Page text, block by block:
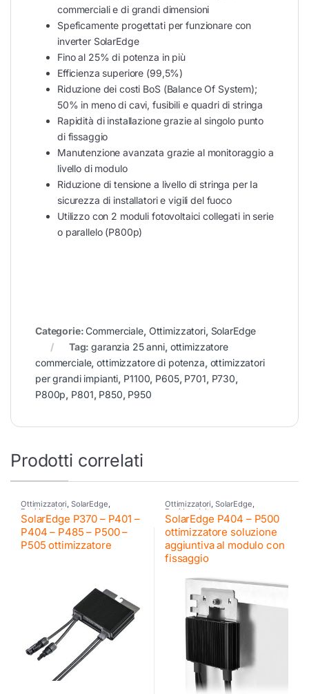
commerciali e di grandi dimensioni
Speficamente progettati per funzionare con
inverter SolarEdge
Fino al 25% di potenza in più
Efficienza superiore (99,5%)
Riduzione dei costi BoS (Balance Of System);
50% in meno di cavi, fusibili e quadri di stringa
Rapidità di installazione grazie al singolo punto
di fissaggio
Manutenzione avanzata grazie al monitoraggio a
livello di modulo
Riduzione di tensione a livello di stringa per Ia
sicurezza di installatori e vigili del fuoco
Utilizzo con 2 moduli fotovoltaici collegati in serie
o parallelo (P800p)
Categorie:Commerciale, Ottimizzatori, SolarEdge
Tag:garanzia 25 anni, ottimizzatore
commerciale,ottimizzatore di potenza, ottimizzatori
per grandi impianti, P1100, P605, P701, P730,
P800p, P801, P850, P950
Prodotti correlati
Ottimizzatori, SolarEdge,
Residenziale
SolarEdge P370 – P401 –
P404 – P485 – P500 –
P505 ottimizzatore
Ottimizzatori, SolarEdge,
Residenziale
SolarEdge P404 – P500
ottimizzatore soluzione
aggiuntiva al modulo con
fissaggio